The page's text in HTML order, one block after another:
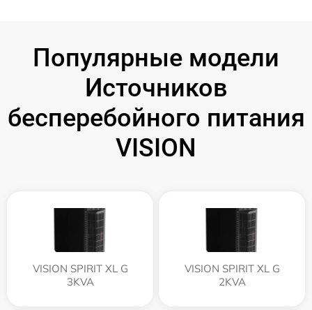
Популярные модели
Источников
бесперебойного питания
VISION
VISION SPIRIT XL G
3KVA
VISION SPIRIT XL G
2KVA